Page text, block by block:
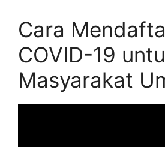
Cara
COVID-19
Masyarakat